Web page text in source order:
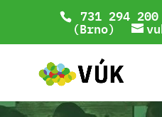
731 294
(Brno)